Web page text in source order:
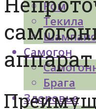
Ром
Текила
Самогон
Брага
Здоровье
аппарат